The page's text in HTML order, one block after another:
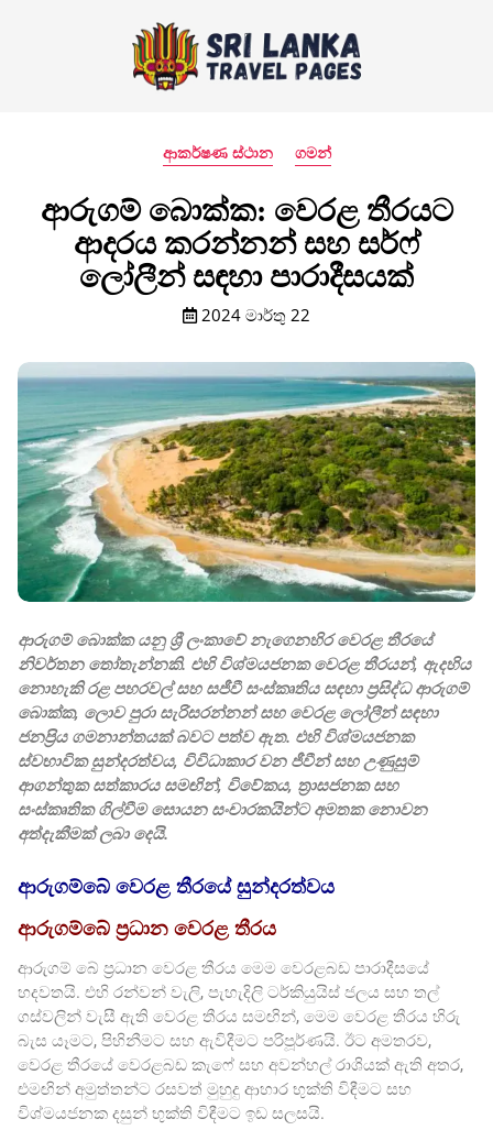
ආකර්ෂණ ස්ථාන ගමන්
ආරුගම් බොක්ක: වෙරළ තීරයට
ආදරය කරන්නන් සහ සර්ෆ්
ලෝලීන් සඳහා පාරාදීසයක්
2024 මාර්තු 22
ආරුගම් බොක්ක යනු ශ්‍රී ලංකාවේ නැගෙනහිර වෙරළ තීරයේ
නිවර්තන තෝතැන්නකි. එහි විශ්මයජනක වෙරළ තීරයන්, ඇදහිය
නොහැකි රළ පහරවල් සහ සජීවී සංස්කෘතිය සඳහා ප්‍රසිද්ධ ආරුගම්
බොක්ක, ලොව පුරා සැරිසරන්නන් සහ වෙරළ ලෝලීන් සඳහා
ජනප්‍රිය ගමනාන්තයක් බවට පත්ව ඇත. එහි විශ්මයජනක
ස්වභාවික සුන්දරත්වය, විවිධාකාර වන ජීවීන් සහ උණුසුම්
ආගන්තුක සත්කාරය සමඟින්, විවේකය, ත්‍රාසජනක සහ
සංස්කෘතික ගිල්වීම සොයන සංචාරකයින්ට අමතක නොවන
අත්දැකීමක් ලබා දෙයි.
ආරුගම්බේ වෙරළ තීරයේ සුන්දරත්වය
ආරුගම්බේ ප්‍රධාන වෙරළ තීරය
ආරුගම් බේ ප්‍රධාන වෙරළ තීරය මෙම වෙරළබඩ පාරාදීසයේ
හදවතයි. එහි රන්වන් වැලි, පැහැදිලි ටර්කියුයිස් ජලය සහ තල්
ගස්වලින් වැසී ඇති වෙරළ තීරය සමඟින්, මෙම වෙරළ තීරය හිරු
බැස යෑමට, පිහිනීමට සහ ඇවිදීමට පරිපූර්ණයි. ඊට අමතරව,
වෙරළ තීරයේ වෙරළබඩ කැෆේ සහ අවන්හල් රාශියක් ඇති අතර,
එමඟින් අමුත්තන්ට රසවත් මුහුදු ආහාර භුක්ති විඳීමට සහ
විශ්මයජනක දසුන් භුක්ති විඳීමට ඉඩ සලසයි.